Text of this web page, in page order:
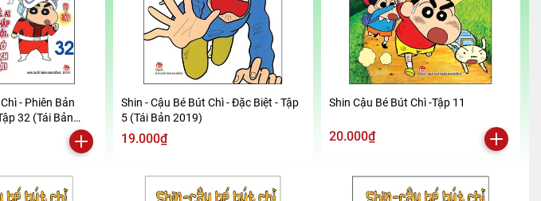
- Phiên Bản
32 (Tái Bản
Shin - Cậu Bé Bút Chì - Đặc Biệt - Tập
5 (Tái Bản 2019)
19.000₫
Shin Cậu Bé Bút Chì -Tập 11
20.000₫